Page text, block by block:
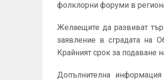
фолклорни форуми в
Желаещите да развиват
заявление в сградата на
Крайният срок за подаване
Допълнителна